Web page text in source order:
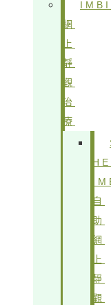
IMBI
網
上
靜
觀
治
療
自
助
網
上
靜
觀